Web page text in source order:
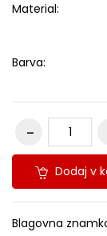
Material:
Barva:
Dodaj v
Blagovna